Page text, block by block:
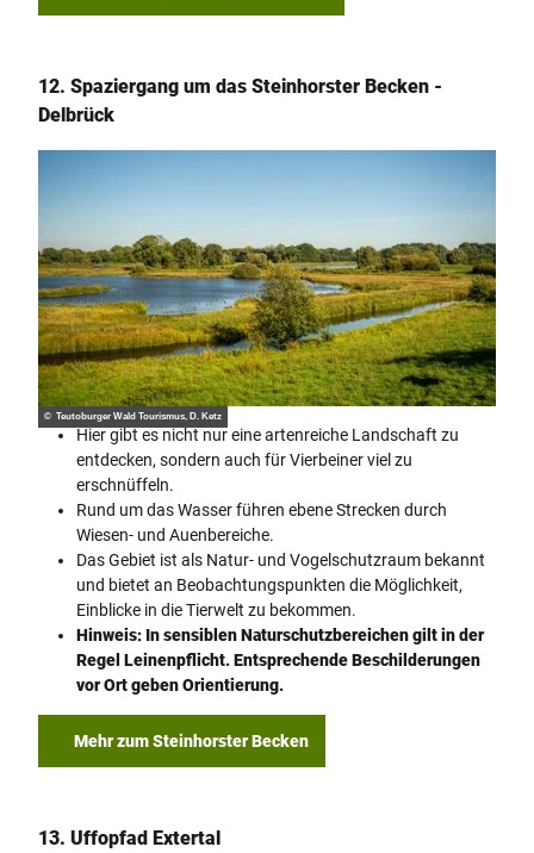
12. Spaziergang um das Steinhorster Becken -
Delbrück
© Teutoburger Wald Tourismus, D. Ketz
Hier gibt es nicht nur eine artenreiche Landschaft zu
entdecken, sondern auch für Vierbeiner viel zu
erschnüffeln.
Rund um das Wasser führen ebene Strecken durch
Wiesen- und Auenbereiche.
Das Gebiet ist als Natur- und Vogelschutzraum bekannt
und bietet an Beobachtungspunkten die Möglichkeit,
Einblicke in die Tierwelt zu bekommen.
Hinweis: In sensiblen Naturschutzbereichen gilt in der
Regel Leinenpflicht. Entsprechende Beschilderungen
vor Ort geben Orientierung.
Mehr zum Steinhorster Becken
13. Uffopfad Extertal